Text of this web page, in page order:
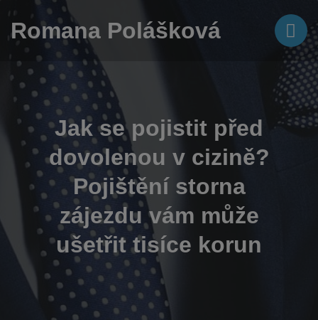
Romana Polášková
Jak se pojistit před
dovolenou v cizině?
Pojištění storna
zájezdu vám může
ušetřit tisíce korun